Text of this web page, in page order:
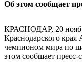
Об этом сообщает
КРАСНОДАР, 20
Краснодарского края
чемпионом мира по
этом сообщает пресс-